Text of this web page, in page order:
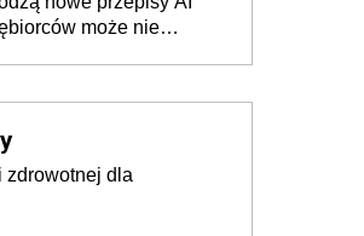
jednak nie będzie
może nie
zdrowotnej dla